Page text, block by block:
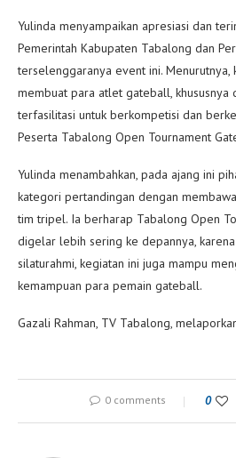
Yulinda menyampaikan apresiasi dan
Pemerintah Kabupaten Tabalong dan
terselenggaranya event ini. Menurutnya,
membuat para atlet gateball, khususnya
terfasilitasi untuk berkompetisi dan
Peserta Tabalong Open Tournament
Yulinda menambahkan, pada ajang ini
kategori pertandingan dengan
tim tripel. Ia berharap Tabalong Open
digelar lebih sering ke depannya,
silaturahmi, kegiatan ini juga mampu
kemampuan para pemain gateball.
Gazali Rahman, TV Tabalong,
0 comments 0